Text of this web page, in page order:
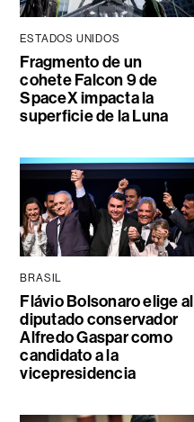
ESTADOS UNIDOS
Fragmento de un
cohete Falcon 9 de
SpaceX impacta la
superficie de la Luna
BRASIL
Flávio Bolsonaro elige al
diputado conservador
Alfredo Gaspar como
candidato a la
vicepresidencia